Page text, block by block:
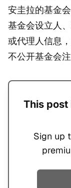
安圭拉的基金
基金会设立人
或代理人信息
不公开基金会注
This
Sign up